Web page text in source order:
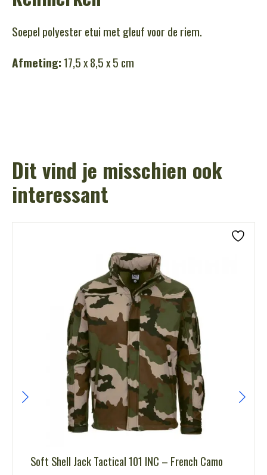
Soepel polyester etui met gleuf voor de riem.
Afmeting:17,5 x 8,5 x 5 cm
Dit vind je misschien ook
interessant
Soft Shell Jack Tactical 101 INC – French Camo